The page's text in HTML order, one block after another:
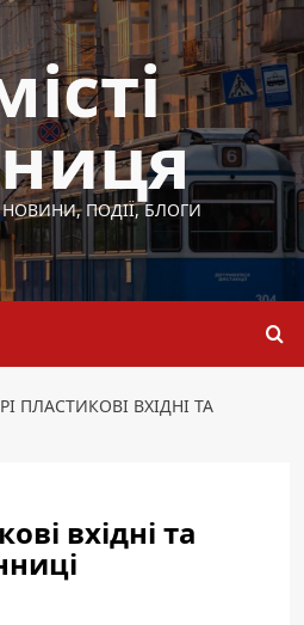
НОВИНИ, ПОДІЇ, БЛОГИ
ПЛАСТИКОВІ ВХІДНІ ТА
вхідні та